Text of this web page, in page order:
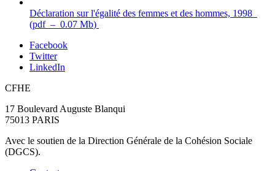
Déclaration sur l'égalité des femmes et des hommes, 1998
(pdf– 0.07 Mb)
Facebook
Twitter
LinkedIn
CFHE
17 Boulevard Auguste Blanqui
75013 PARIS
Avec le soutien de la Direction Générale de la Cohésion Sociale
(DGCS).